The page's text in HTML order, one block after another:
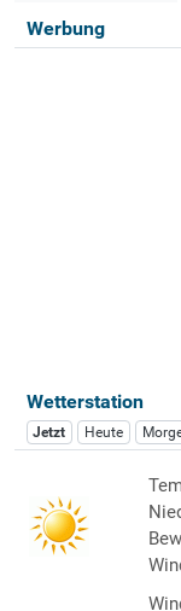
Werbung
Wetterstation
Jetzt Heute